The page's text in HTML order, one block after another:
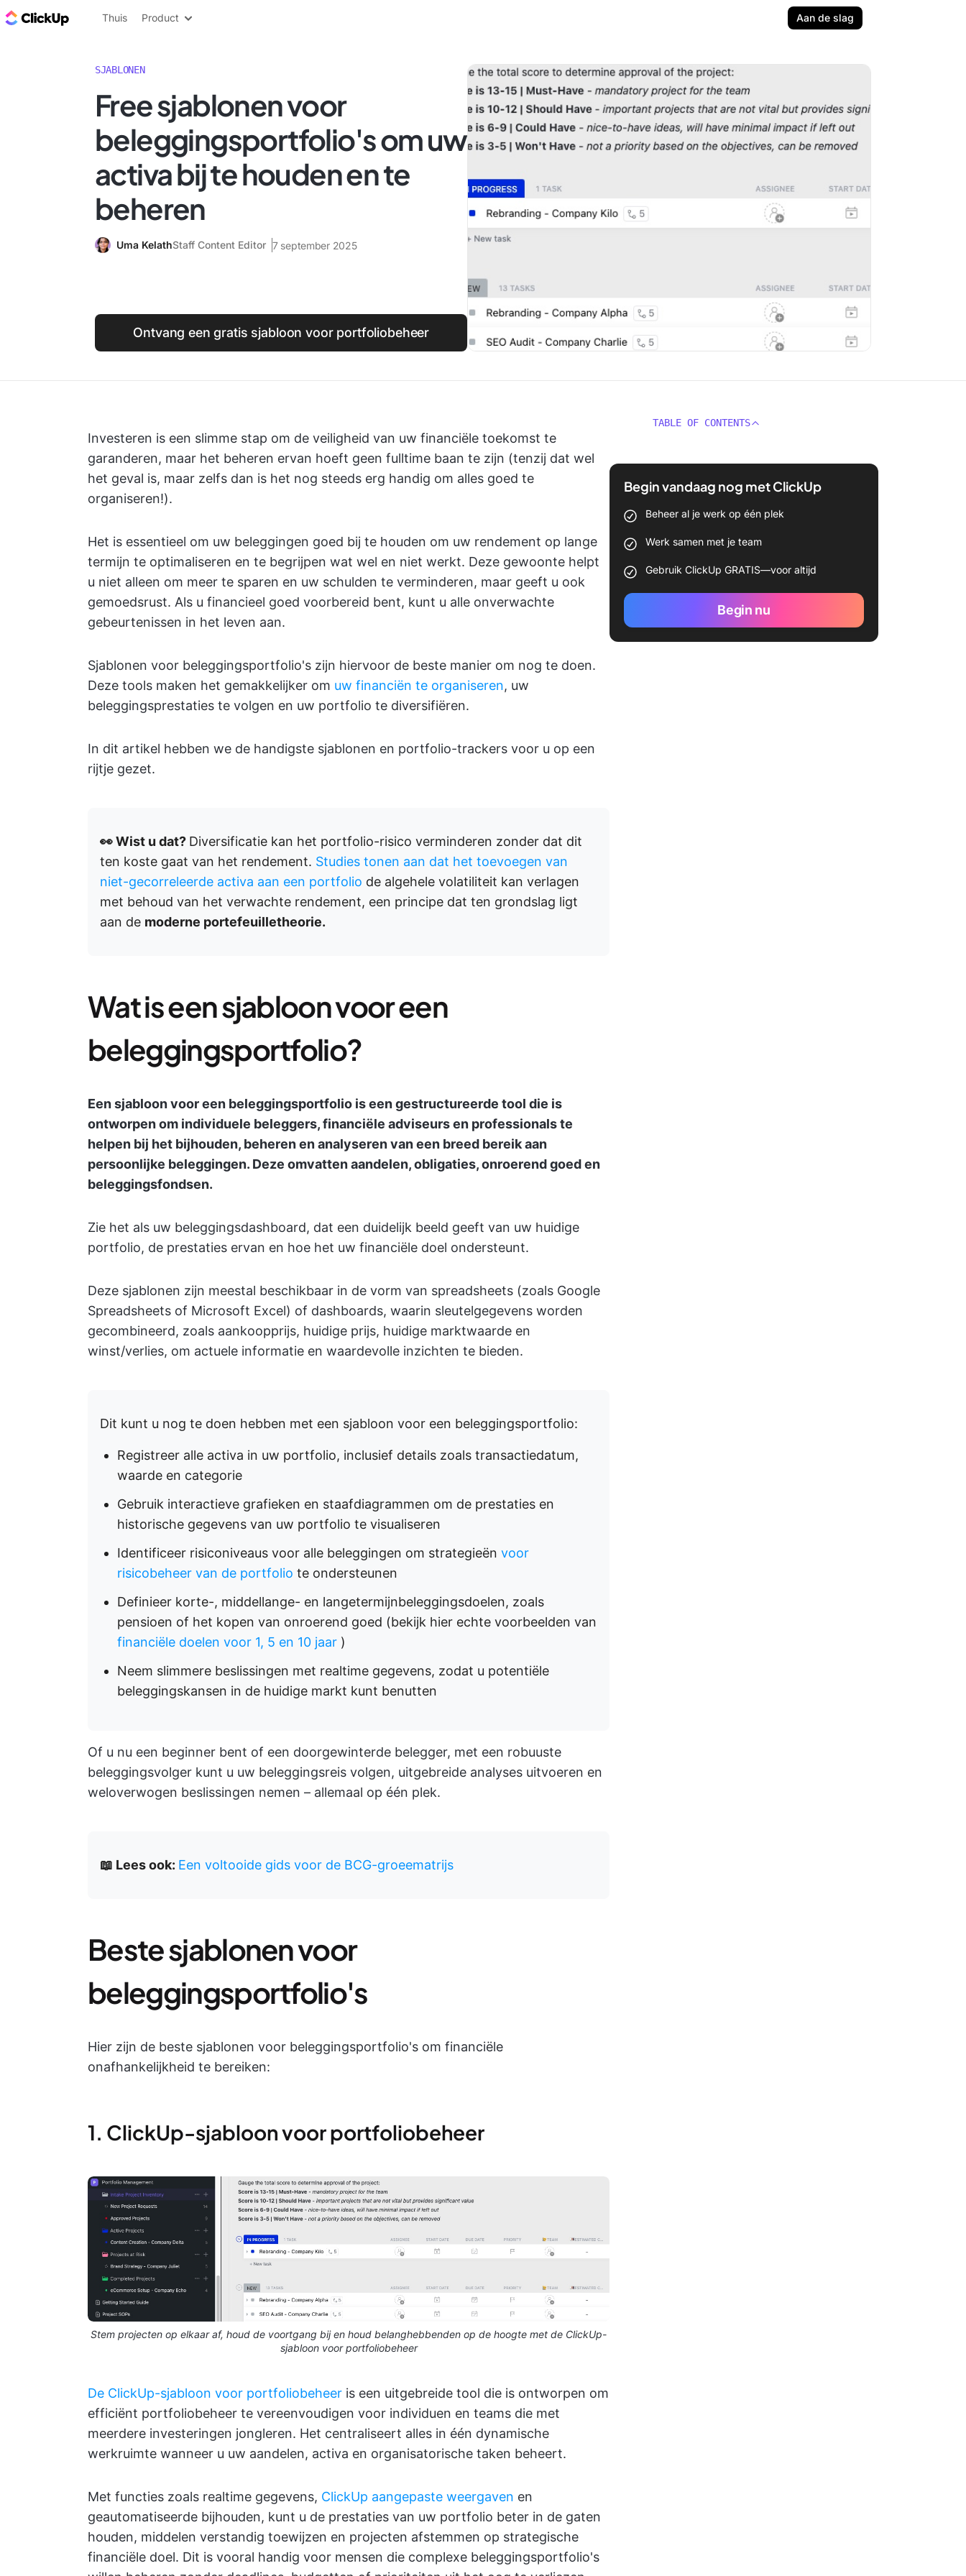
ClickUp Blog
Thuis Product Aan de slag
SJABLONEN
Free sjablonen voor
beleggingsportfolio's om uw
activa bij te houden en te
beheren
Uma KelathStaff Content Editor 7 september 2025
Ontvang een gratis sjabloon voor portfoliobeheer
Investeren is een slimme stap om de veiligheid van uw financiële toekomst te
garanderen, maar het beheren ervan hoeft geen fulltime baan te zijn (tenzij dat wel
het geval is, maar zelfs dan is het nog steeds erg handig om alles goed te
organiseren!).
Het is essentieel om uw beleggingen goed bij te houden om uw rendement op lange
termijn te optimaliseren en te begrijpen wat wel en niet werkt. Deze gewoonte helpt
u niet alleen om meer te sparen en uw schulden te verminderen, maar geeft u ook
gemoedsrust. Als u financieel goed voorbereid bent, kunt u alle onverwachte
gebeurtenissen in het leven aan.
Sjablonen voor beleggingsportfolio's zijn hiervoor de beste manier om nog te doen.
Deze tools maken het gemakkelijker om uw financiën te organiseren, uw
beleggingsprestaties te volgen en uw portfolio te diversifiëren.
In dit artikel hebben we de handigste sjablonen en portfolio-trackers voor u op een
rijtje gezet.
👀 Wist u dat? Diversificatie kan het portfolio-risico verminderen zonder dat dit
ten koste gaat van het rendement. Studies tonen aan dat het toevoegen van
niet-gecorreleerde activa aan een portfolio de algehele volatiliteit kan verlagen
met behoud van het verwachte rendement, een principe dat ten grondslag ligt
aan de moderne portefeuilletheorie.
Wat is een sjabloon voor een
beleggingsportfolio?
Een sjabloon voor een beleggingsportfolio is een gestructureerde tool die is
ontworpen om individuele beleggers, financiële adviseurs en professionals te
helpen bij het bijhouden, beheren en analyseren van een breed bereik aan
persoonlijke beleggingen. Deze omvatten aandelen, obligaties, onroerend goed en
beleggingsfondsen.
Zie het als uw beleggingsdashboard, dat een duidelijk beeld geeft van uw huidige
portfolio, de prestaties ervan en hoe het uw financiële doel ondersteunt.
Deze sjablonen zijn meestal beschikbaar in de vorm van spreadsheets (zoals Google
Spreadsheets of Microsoft Excel) of dashboards, waarin sleutelgegevens worden
gecombineerd, zoals aankoopprijs, huidige prijs, huidige marktwaarde en
winst/verlies, om actuele informatie en waardevolle inzichten te bieden.
Dit kunt u nog te doen hebben met een sjabloon voor een beleggingsportfolio:
Registreer alle activa in uw portfolio, inclusief details zoals transactiedatum,
waarde en categorie
Gebruik interactieve grafieken en staafdiagrammen om de prestaties en
historische gegevens van uw portfolio te visualiseren
Identificeer risiconiveaus voor alle beleggingen om strategieën voor
risicobeheer van de portfolio te ondersteunen
Definieer korte-, middellange- en langetermijnbeleggingsdoelen, zoals
pensioen of het kopen van onroerend goed (bekijk hier echte voorbeelden van
financiële doelen voor 1, 5 en 10 jaar )
Neem slimmere beslissingen met realtime gegevens, zodat u potentiële
beleggingskansen in de huidige markt kunt benutten
Of u nu een beginner bent of een doorgewinterde belegger, met een robuuste
beleggingsvolger kunt u uw beleggingsreis volgen, uitgebreide analyses uitvoeren en
weloverwogen beslissingen nemen – allemaal op één plek.
📖 Lees ook: Een voltooide gids voor de BCG-groeematrijs
Beste sjablonen voor
beleggingsportfolio's
Hier zijn de beste sjablonen voor beleggingsportfolio's om financiële
onafhankelijkheid te bereiken:
1. ClickUp-sjabloon voor portfoliobeheer
Stem projecten op elkaar af, houd de voortgang bij en houd belanghebbenden op de hoogte met de ClickUp-
sjabloon voor portfoliobeheer
De ClickUp-sjabloon voor portfoliobeheer is een uitgebreide tool die is ontworpen om
efficiënt portfoliobeheer te vereenvoudigen voor individuen en teams die met
meerdere investeringen jongleren. Het centraliseert alles in één dynamische
werkruimte wanneer u uw aandelen, activa en organisatorische taken beheert.
Met functies zoals realtime gegevens, ClickUp aangepaste weergaven en
geautomatiseerde bijhouden, kunt u de prestaties van uw portfolio beter in de gaten
houden, middelen verstandig toewijzen en projecten afstemmen op strategische
financiële doel. Dit is vooral handig voor mensen die complexe beleggingsportfolio's
TABLE OF CONTENTS
Begin vandaag nog met ClickUp
Beheer al je werk op één plek
Werk samen met je team
Gebruik ClickUp GRATIS—voor altijd
Begin nu